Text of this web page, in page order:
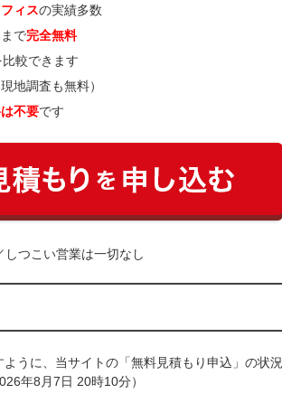
ィスの実績多数
で完全無料
較できます
地調査も無料）
不要です
しつこい営業は一切なし
うに、当サイトの「無料見積もり申込」の状況
年8月7日 20時10分）